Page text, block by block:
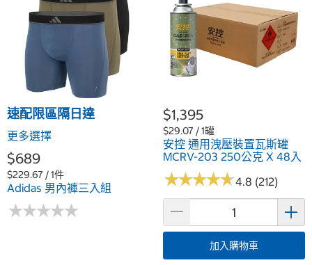
速配限區隔日達
更多選擇
$689
$229.67 / 1件
Adidas 男內褲三入組
★★★★★
★★★★★
$1,395
$29.07 / 1罐
安控 通用洩壓裝置瓦斯罐
MCRV-203 250公克 X 48入
★★★★★
★★★★★4.8 (212)
加入購物車